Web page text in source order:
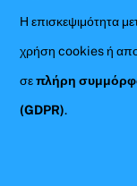
Η επισκεψιμότητα
χρήση cookies ή
σεπλήρη
(GDPR).